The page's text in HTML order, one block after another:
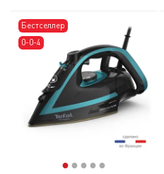
Бестселлер
0-0-4
●● ● ● ●